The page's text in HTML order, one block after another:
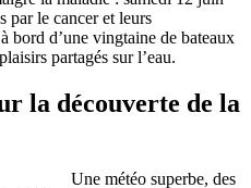
par le cancer et leurs
bord d’une vingtaine de bateaux
partagés sur l’eau.
la découverte de la
Une météo superbe, des